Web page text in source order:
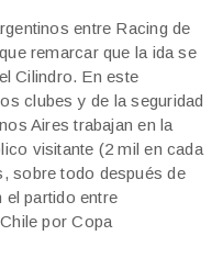
entre Racing de
remarcar que la ida se
Cilindro. En este
clubes y de la seguridad
Aires trabajan en la
visitante (2 mil en cada
sobre todo después de
el partido entre
por Copa